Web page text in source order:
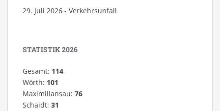
29. Juli 2026 - Verkehrsunfall
STATISTIK 2026
Gesamt: 114
Wörth: 101
Maximiliansau: 76
Schaidt: 31